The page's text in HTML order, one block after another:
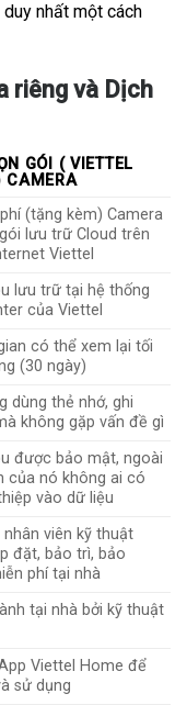
nhất một cách
riêng và Dịch
GÓI ( VIETTEL
CAMERA
(tặng kèm) Camera
lưu trữ Cloud trên
Viettel
lưu trữ tại hệ thống
của Viettel
có thể xem lại tối
(30 ngày)
dùng thẻ nhớ, ghi
không gặp vấn đề gì
được bảo mật, ngoài
của nó không ai có
vào dữ liệu
viên kỹ thuật
đặt, bảo trì, bảo
phí tại nhà
tại nhà bởi kỹ thuật
Viettel Home để
sử dụng